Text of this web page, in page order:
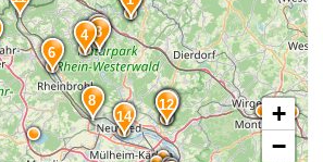
14
12
10
8
6
4 3
2
+
−